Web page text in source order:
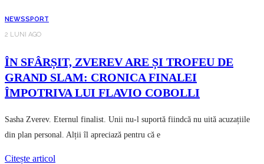
NEWSSPORT
2 LUNI AGO
ÎN SFÂRȘIT, ZVEREV ARE ȘI TROFEU DE
GRAND SLAM: CRONICA FINALEI
ÎMPOTRIVA LUI FLAVIO COBOLLI
Sasha Zverev. Eternul finalist. Unii nu-l suportă fiindcă nu uită acuzațiile
din plan personal. Alții îl apreciază pentru că e
Citește articol